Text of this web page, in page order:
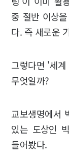
중 절반 이상
다. 즉 새로운
그렇다면 '세
무엇일까?
교보생명에서
있는 도상인
들어봤다.